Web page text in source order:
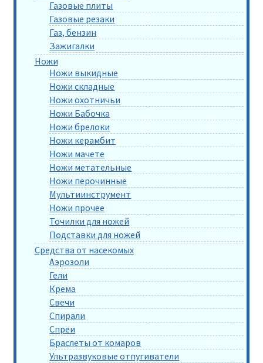
Газовые плиты
Газовые резаки
Газ, бензин
Зажигалки
Ножи
Ножи выкидные
Ножи складные
Ножи охотничьи
Ножи Бабочка
Ножи брелоки
Ножи керамбит
Ножи мачете
Ножи метательные
Ножи перочинные
Мультиинструмент
Ножи прочее
Точилки для ножей
Подставки для ножей
Средства от насекомых
Аэрозоли
Гели
Крема
Свечи
Спирали
Спреи
Браслеты от комаров
Ультразвуковые отпугиватели